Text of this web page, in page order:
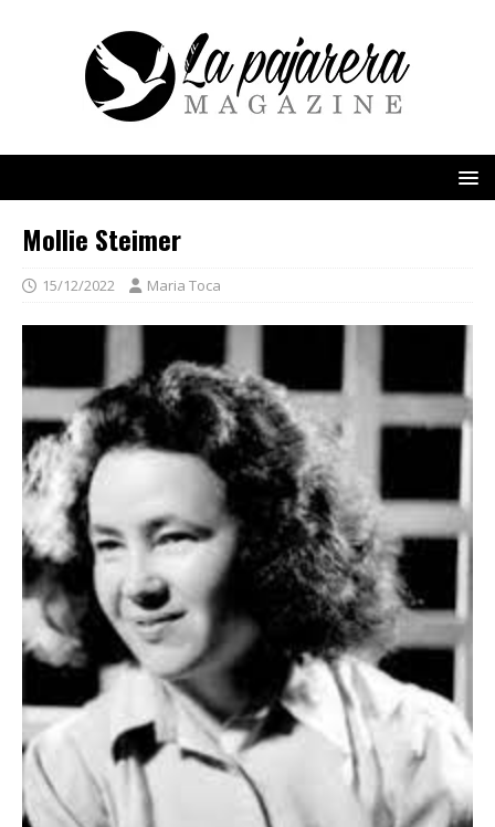
Mollie Steimer
15/12/2022 Maria Toca